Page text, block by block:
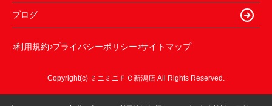
ブログ
利用規約 プライバシーポリシー サイトマップ
Copyright(c) ミニミニＦＣ新潟店 All Rights Reserved.